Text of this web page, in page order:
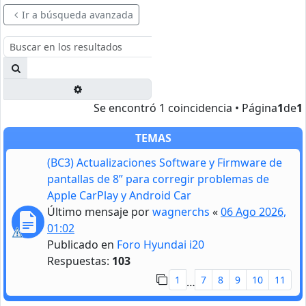
Ir a búsqueda avanzada
Se encontró 1 coincidencia • Página1de1
TEMAS
(BC3) Actualizaciones Software y Firmware de
pantallas de 8” para corregir problemas de
Apple CarPlay y Android Car
Último mensaje porwagnerchs «06 Ago 2026,
01:02
Publicado en Foro Hyundai i20
Respuestas: 103
1 … 7 8 9 10 11